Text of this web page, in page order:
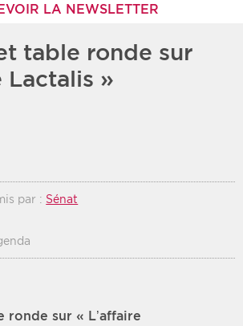
LA NEWSLETTER
table ronde sur
Lactalis »
par : Sénat
sur « L’affaire